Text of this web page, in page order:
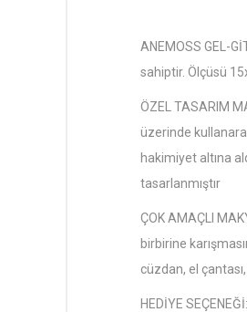
ANEMOSS GEL-
sahiptir. Ölçüsü
ÖZEL TASARIM
üzerinde
hakimiyet altına
tasarlanmıştır
ÇOK AMAÇLI
birbirine
cüzdan, el
HEDİYE